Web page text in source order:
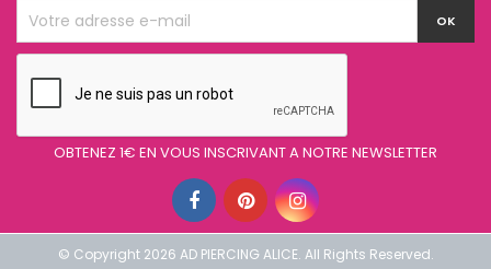
OBTENEZ 1€ EN VOUS INSCRIVANT A NOTRE NEWSLETTER
© Copyright 2026 AD PIERCING ALICE. All Rights Reserved.